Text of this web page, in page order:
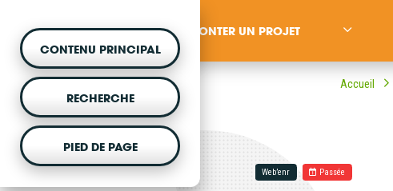
CONTENU PRINCIPAL
RECHERCHE
PIED DE PAGE
MONTER UN PROJET
MONTER UN PROJET
Accueil
Web’enr Passée